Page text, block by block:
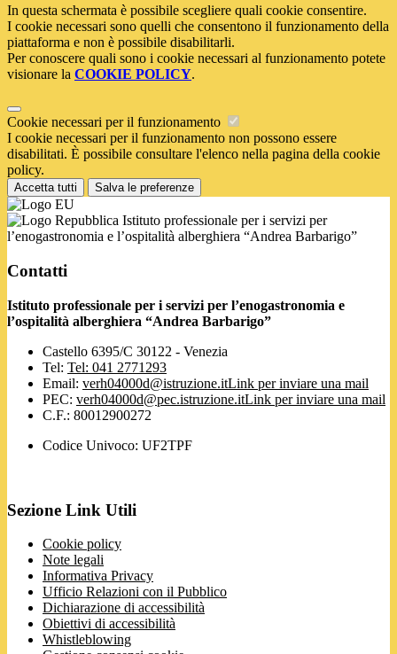
In questa schermata è possibile scegliere quali cookie consentire.
I cookie necessari sono quelli che consentono il funzionamento della
piattaforma e non è possibile disabilitarli.
Per conoscere quali sono i cookie necessari al funzionamento potete
visionare la COOKIE POLICY.
Cookie necessari per il funzionamento
I cookie necessari per il funzionamento non possono essere
disabilitati. È possibile consultare l'elenco nella pagina della cookie
policy.
Accetta tutti Salva le preferenze
Istituto professionale per i servizi per
l’enogastronomia e l’ospitalità alberghiera “Andrea Barbarigo”
Contatti
Istituto professionale per i servizi per l’enogastronomia e
l’ospitalità alberghiera “Andrea Barbarigo”
Castello 6395/C 30122 - Venezia
Tel: Tel: 041 2771293
Email: verh04000d@istruzione.itLink per inviare una mail
PEC: verh04000d@pec.istruzione.itLink per inviare una mail
C.F.: 80012900272
Codice Univoco: UF2TPF
Sezione Link Utili
Cookie policy
Note legali
Informativa Privacy
Ufficio Relazioni con il Pubblico
Dichiarazione di accessibilità
Obiettivi di accessibilità
Whistleblowing